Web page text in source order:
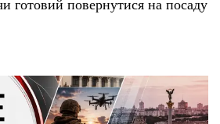
готовий повернутися на посаду